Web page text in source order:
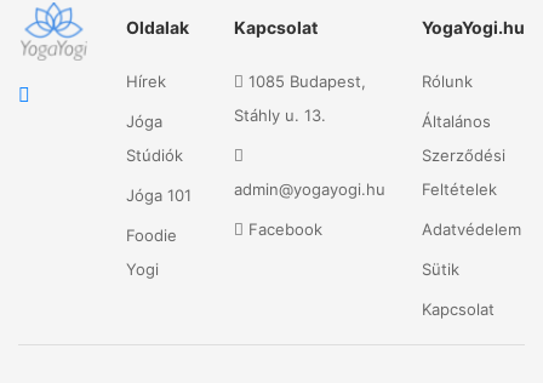
Oldalak
Hírek
Jóga
Stúdiók
Jóga 101
Foodie
Yogi
Kapcsolat
1085 Budapest,
Stáhly u. 13.
admin@yogayogi.hu
Facebook
YogaYogi.hu
Rólunk
Általános
Szerződési
Feltételek
Adatvédelem
Sütik
Kapcsolat